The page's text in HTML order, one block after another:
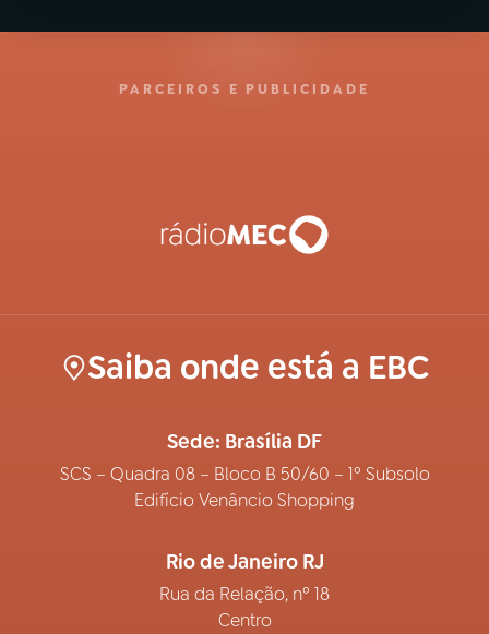
PARCEIROS E PUBLICIDADE
Saiba onde está a EBC
Sede: Brasília DF
SCS – Quadra 08 – Bloco B 50/60 – 1º Subsolo
Edifício Venâncio Shopping
Rio de Janeiro RJ
Rua da Relação, nº 18
Centro